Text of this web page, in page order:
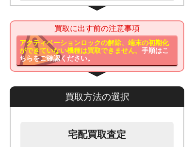
買取に出す前の注意事項
アクティベーションロックの解除、端末の初期化
ができていない機種は買取できません。手順はこ
ちらをご確認ください。
買取方法の選択
宅配買取査定